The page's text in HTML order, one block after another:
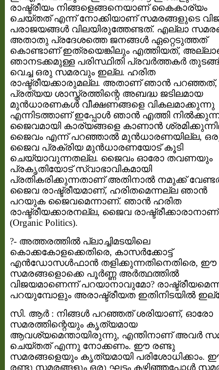
രാഷ്ട്രീയം നിങ്ങളെങ്ങനെയാണ് കൈകാര്യം
ചെയ്തത് എന്ന് നോക്കിയാണ് സമരങ്ങളുടെ
പരാജയങ്ങള്‍ വിലയിരുത്തേണ്ടത്. എല്ലാ
അതാതു പ്രദേശത്തെ ജനങ്ങള്‍ ഏറ്റെടുത്തത്
കൊണ്ടാണ് ഇത്രയെങ്കിലും എത്തിയത്‌,
ഞാനടക്കമുള്ള പരിസ്ഥിതി പ്രവര്‍ത്തകര്‍
വെച്ച ഒരു സമരവും ഇല്ല. ഹരിത
രാഷ്ട്രീയക്കാരുമല്ല. അതാണ് ഞാന്‍ പറഞ്ഞത്‌,
പ്രത്യയ ശാസ്ത്രത്തിന്റെ അബദ്ധ ജടിലമായ
മുന്‍ധാരണകള്‍ വീക്ഷണങ്ങളെ വികലമാക്കുന്നു
എന്നിടത്താണ് ഇപ്പോള്‍ ഞാന്‍ എത്തി
ജൈവമായി കാര്യങ്ങളെ കാണാന്‍
ജൈവം എന്ന് പറഞ്ഞാല്‍ മുന്‍ധാരണയില്ല,
ജൈവ പ്രക്രിയ മുന്‍ധാരണയോട് കൂടി
ചെയ്യാവുന്നതല്ല. ജൈവം ഓരോ തവണയും
പ്രകൃതിയോട് സ്വാഭാവികമായി
പ്രതികരിക്കുന്നതാണ് അതിനാല്‍ നമുക്ക്
ജൈവ രാഷ്ട്രീയമാണ്, ഹരിതമെന്നല്ല ഞാന്‍
പറയുക ജൈവമെന്നാണ്. ഞാന്‍ ഹരിത
രാഷ്ട്രീയക്കാരനല്ല, ജൈവ രാഷ്ട്രീക്കാരാനാണ്
(Organic Politics).
?- അത്തരത്തില്‍ പ്ലാച്ചിമടയിലെ
കൊക്കകോളക്കെതിരെ, കാസര്‍ക്കോട്ട്‌
എന്‍ഡോസള്‍ഫാന്‍ തളിക്കുന്നതിനെതിരെ, ഈ
സമരങ്ങളൊക്കെ പൂര്‍ണ്ണ അര്‍ത്ഥത്തില്‍
വിജയമാണെന്ന് പറയാനാവുമോ?
പറയുമ്പോളും അരാഷ്ട്രീയത ഇതിനിടയില്‍
സി. ആര്‍ : നിങ്ങള്‍ പറഞ്ഞത്‌ ശരിയാണ്, ഓരോ
സമരത്തിന്റെയും കൃത്യമായ
ആവശ്യമെന്തായിരുന്നു, എന്തിനാണ് അവര്‍
ചെയ്തത് എന്നു നോക്കണം. ഈ രണ്ടു
സമരങ്ങളെയും കൃത്യമായി പരിശോധിക്കാം.
രണ്ടു സമരങ്ങളും ഒരു ഘട്ടം കഴിഞ്ഞപ്പോള്‍